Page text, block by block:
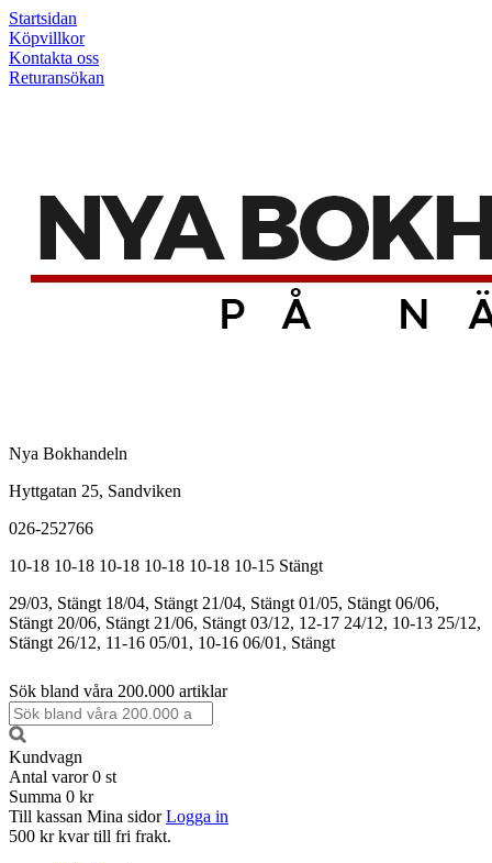
Startsidan
Köpvillkor
Kontakta oss
Returansökan
Nya Bokhandeln
Hyttgatan 25, Sandviken
026-252766
10-18 10-18 10-18 10-18 10-18 10-15 Stängt
29/03, Stängt 18/04, Stängt 21/04, Stängt 01/05, Stängt 06/06,
Stängt 20/06, Stängt 21/06, Stängt 03/12, 12-17 24/12, 10-13 25/12,
Stängt 26/12, 11-16 05/01, 10-16 06/01, Stängt
Sök bland våra 200.000 artiklar
Kundvagn
Antal varor 0 st
Summa 0 kr
Till kassan Mina sidor Logga in
500 kr kvar till fri frakt.